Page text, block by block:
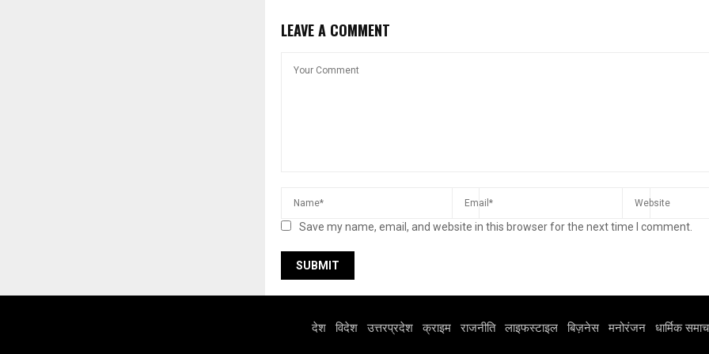
LEAVE A COMMENT
Save my name, email, and website in this browser for the next time I comment.
देश विदेश उत्तरप्रदेश क्राइम राजनीति लाइफस्टाइल बिज़नेस मनोरंजन धार्मिक